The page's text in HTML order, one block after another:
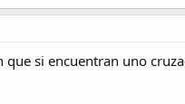
que si encuentran uno